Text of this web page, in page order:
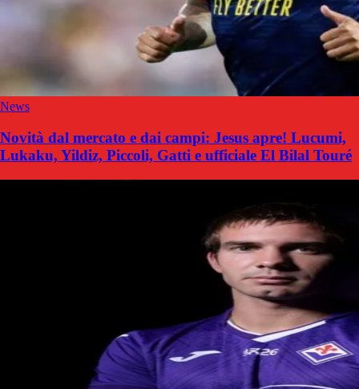
News
Novità dal mercato e dai campi: Jesus apre! Lucumi,
Lukaku, Yildiz, Piccoli, Gatti e ufficiale El Bilal Touré